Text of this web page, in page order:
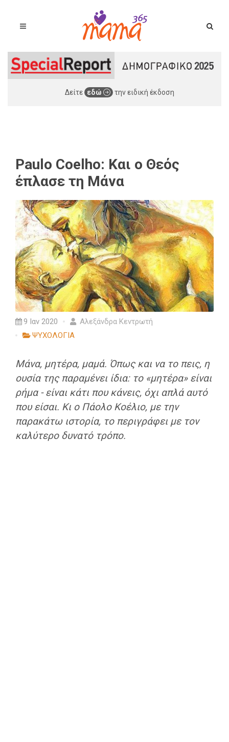
Δείτε εδώ την ειδική έκδοση
Paulo Coelho: Και ο Θεός
έπλασε τη Μάνα
9 Ιαν 2020
Αλεξάνδρα Κεντρωτή
ΨΥΧΟΛΟΓΙΑ
Μάνα, μητέρα, μαμά. Όπως και να το πεις, η
ουσία της παραμένει ίδια: το «μητέρα» είναι
ρήμα - είναι κάτι που κάνεις, όχι απλά αυτό
που είσαι. Κι ο Πάολο Κοέλιο, με την
παρακάτω ιστορία, το περιγράφει με τον
καλύτερο δυνατό τρόπο.